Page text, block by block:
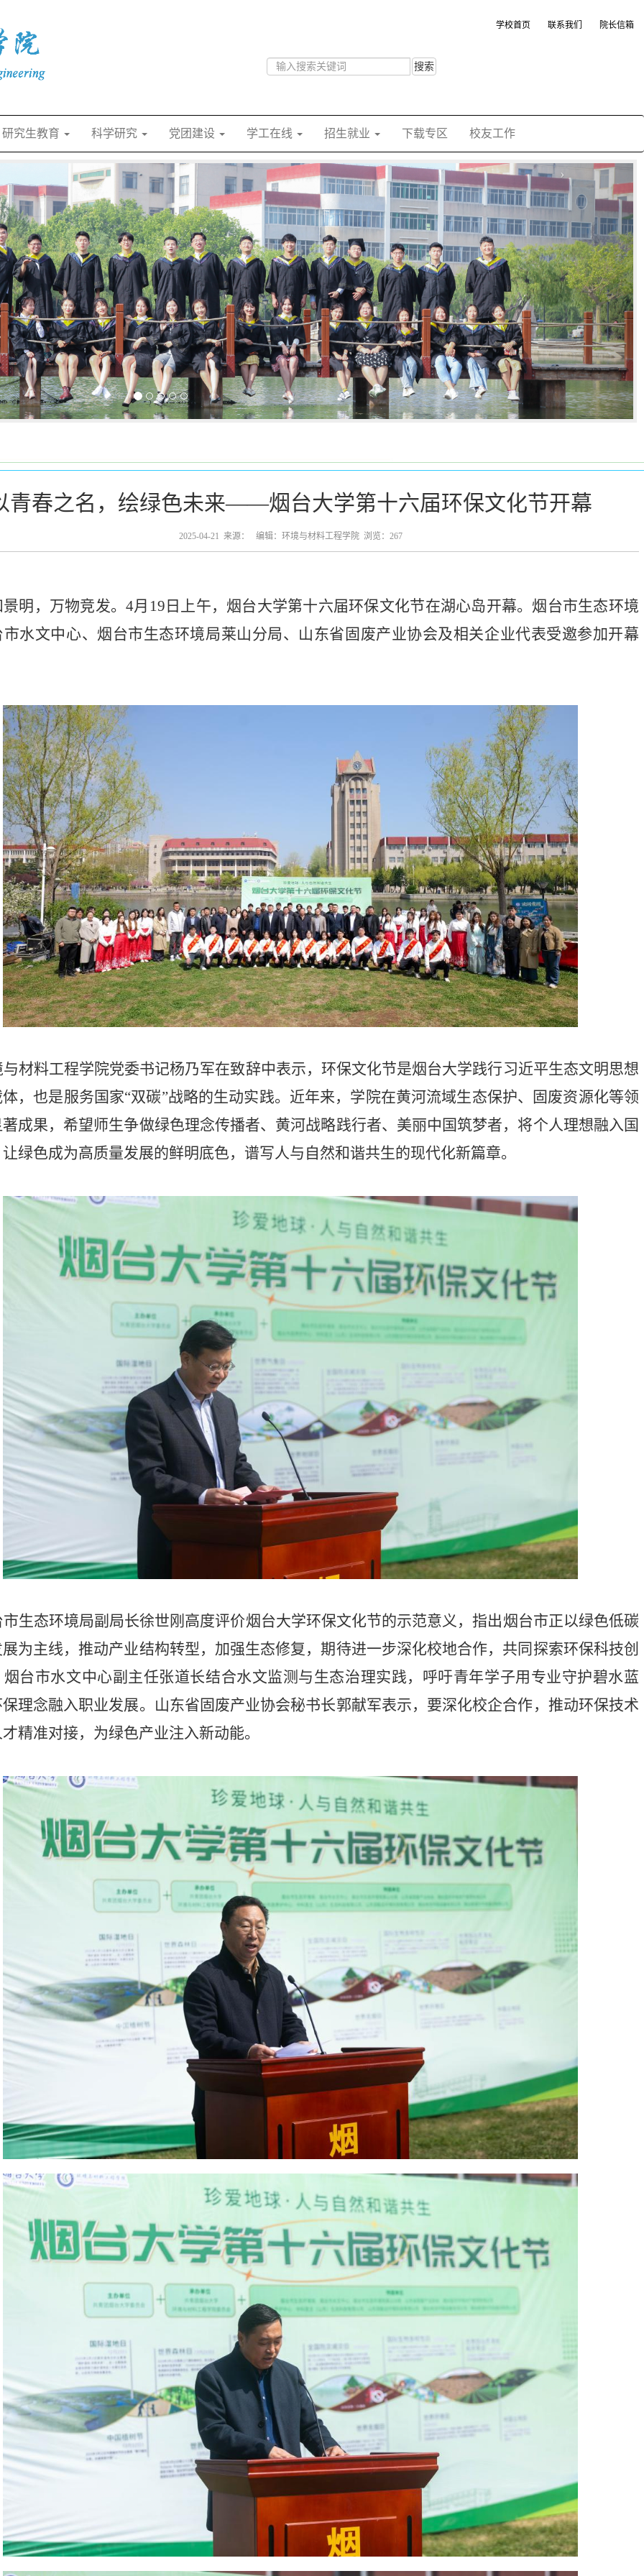
学校首页 联系我们 院长信箱
搜索
研究生教育 科学研究 党团建设 学工在线 招生就业 下载专区 校友工作
›
青春之名，绘绿色未来——烟台大学第十六届环保文化节开幕
2025-04-21 来源： 编辑：环境与材料工程学院 浏览： 267
景明，万物竞发。4月19日上午，烟台大学第十六届环保文化节在湖心岛开幕。烟台市生态环境
水文中心、烟台市生态环境局莱山分局、山东省固废产业协会及相关企业代表受邀参加开幕
材料工程学院党委书记杨乃军在致辞中表示，环保文化节是烟台大学践行习近平生态文明思想
，也是服务国家“双碳”战略的生动实践。近年来，学院在黄河流域生态保护、固废资源化等领
成果，希望师生争做绿色理念传播者、黄河战略践行者、美丽中国筑梦者，将个人理想融入国
绿色成为高质量发展的鲜明底色，谱写人与自然和谐共生的现代化新篇章。
生态环境局副局长徐世刚高度评价烟台大学环保文化节的示范意义，指出烟台市正以绿色低碳
为主线，推动产业结构转型，加强生态修复，期待进一步深化校地合作，共同探索环保科技创
台市水文中心副主任张道长结合水文监测与生态治理实践，呼吁青年学子用专业守护碧水蓝
理念融入职业发展。山东省固废产业协会秘书长郭献军表示，要深化校企合作，推动环保技术
精准对接，为绿色产业注入新动能。